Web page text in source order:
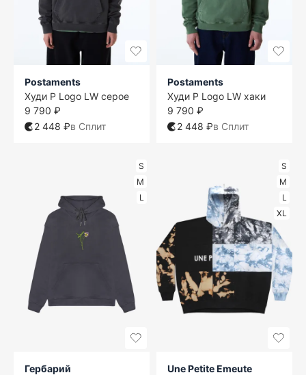
Postaments
Худи P Logo LW серое
9 790 ₽
2 448 ₽в Сплит
Postaments
Худи P Logo LW хаки
9 790 ₽
2 448 ₽в Сплит
S
M
L
Гербарий
S
M
L
XL
Une Petite Emeute